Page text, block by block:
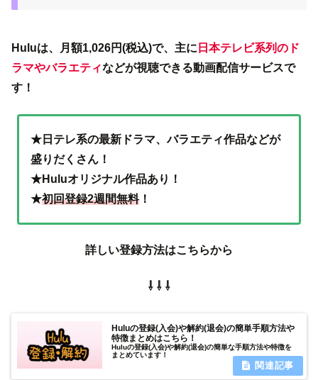
Huluは、月額1,026円(税込)で、主に 日本テレビ系列のド
ラマやバラエティなどが視聴できる動画配信サービスで
す！
★日テレ系の最新ドラマ、バラエティ作品などが
盛りだくさん！
★Huluオリジナル作品あり！
★初回登録2週間無料！
詳しい登録方法はこちらから
⇩ ⇩ ⇩
Huluの登録(入会)や解約(退会)の簡単手順方法や
特徴まとめはこちら！
Huluの登録(入会)や解約(退会)の簡単な手順方法や特徴を
まとめています！